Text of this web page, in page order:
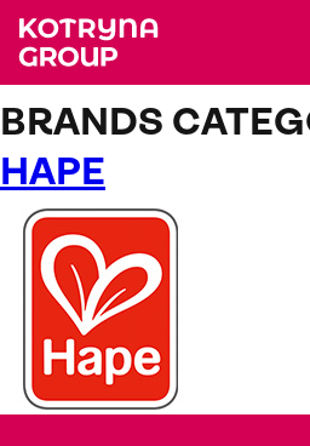
BRANDS
HAPE